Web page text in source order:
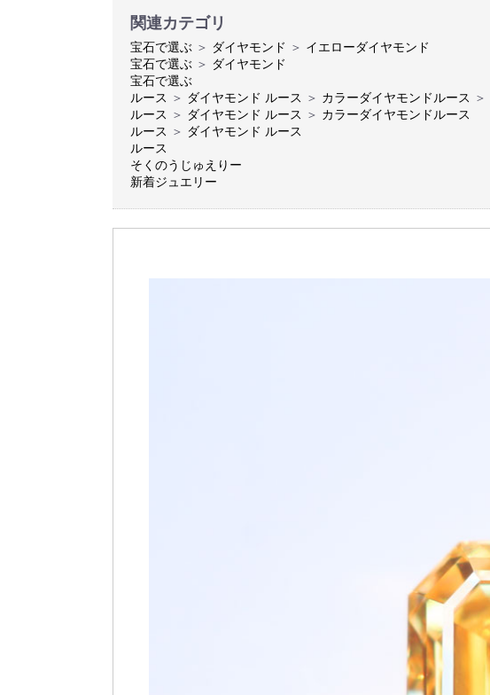
関連カテゴリ
宝石で選ぶ ＞ ダイヤモンド ＞ イエローダイヤモンド
宝石で選ぶ ＞ ダイヤモンド
宝石で選ぶ
ルース ＞ ダイヤモンド ルース ＞ カラーダイヤモンドルース ＞
ルース ＞ ダイヤモンド ルース ＞ カラーダイヤモンドルース
ルース ＞ ダイヤモンド ルース
ルース
そくのうじゅえりー
新着ジュエリー